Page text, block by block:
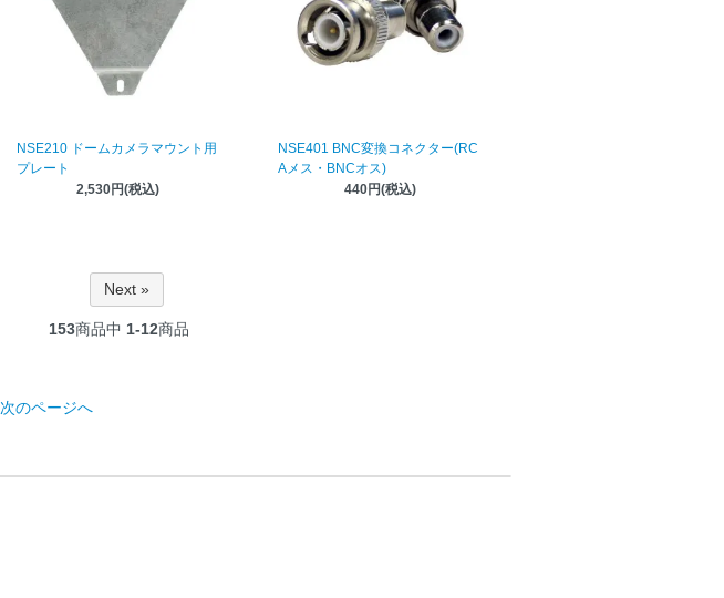
NSE210 ドームカメラマウント用
プレート
2,530円(税込)
NSE401 BNC変換コネクター(RC
Aメス・BNCオス)
440円(税込)
Next »
153商品中 1-12商品
次のページへ